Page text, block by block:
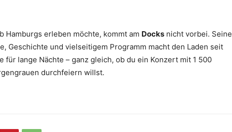
Hamburgs erleben möchte, kommt am Docks nicht vorbei. Seine
Geschichte und vielseitigem Programm macht den Laden seit
für lange Nächte – ganz gleich, ob du ein Konzert mit 1 500
durch­feiern willst.